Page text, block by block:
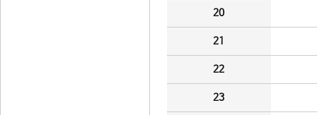
20
21
22
23